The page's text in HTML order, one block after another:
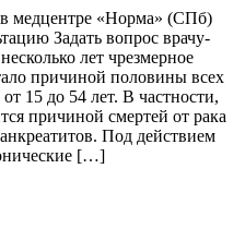
медцентре «Норма» (СПб)
Задать вопрос врачу-
лет чрезмерное
причиной половины всех
15 до 54 лет. В частности,
причиной смертей от рака
Под действием
[…]